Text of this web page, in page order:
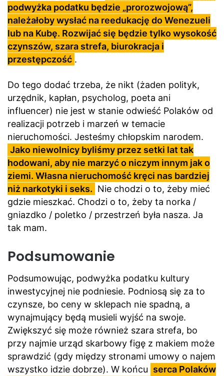
podwyżka podatku będzie „prorozwojową”,
należałoby wysłać na reedukację do Wenezueli
lub na Kubę. Rozwijać się będzie tylko wysokość
czynszów, szara strefa, biurokracja i
przestępczość .
Do tego dodać trzeba, że nikt (żaden polityk,
urzędnik, kapłan, psycholog, poeta ani
influencer) nie jest w stanie odwieść Polaków od
realizacji potrzeb i marzeń w temacie
nieruchomości. Jesteśmy chłopskim narodem.
Jako niewolnicy byliśmy przez setki lat tak
hodowani, aby nie marzyć o niczym innym jak o
ziemi. Własna nieruchomość kręci nas bardziej
niż narkotyki i seks. Nie chodzi o to, żeby mieć
gdzie mieszkać. Chodzi o to, żeby ta norka /
gniazdko / poletko / przestrzeń była nasza. Ja
tak mam.
Podsumowanie
Podsumowując, podwyżka podatku kultury
inwestycyjnej nie podniesie. Podniosą się za to
czynsze, bo ceny w sklepach nie spadną, a
wynajmujący będą musieli wyjść na swoje.
Zwiększyć się może również szara strefa, bo
przy najmie urząd skarbowy figę z makiem może
sprawdzić (gdy między stronami umowy o najem
wszystko idzie dobrze). W końcu serca Polaków